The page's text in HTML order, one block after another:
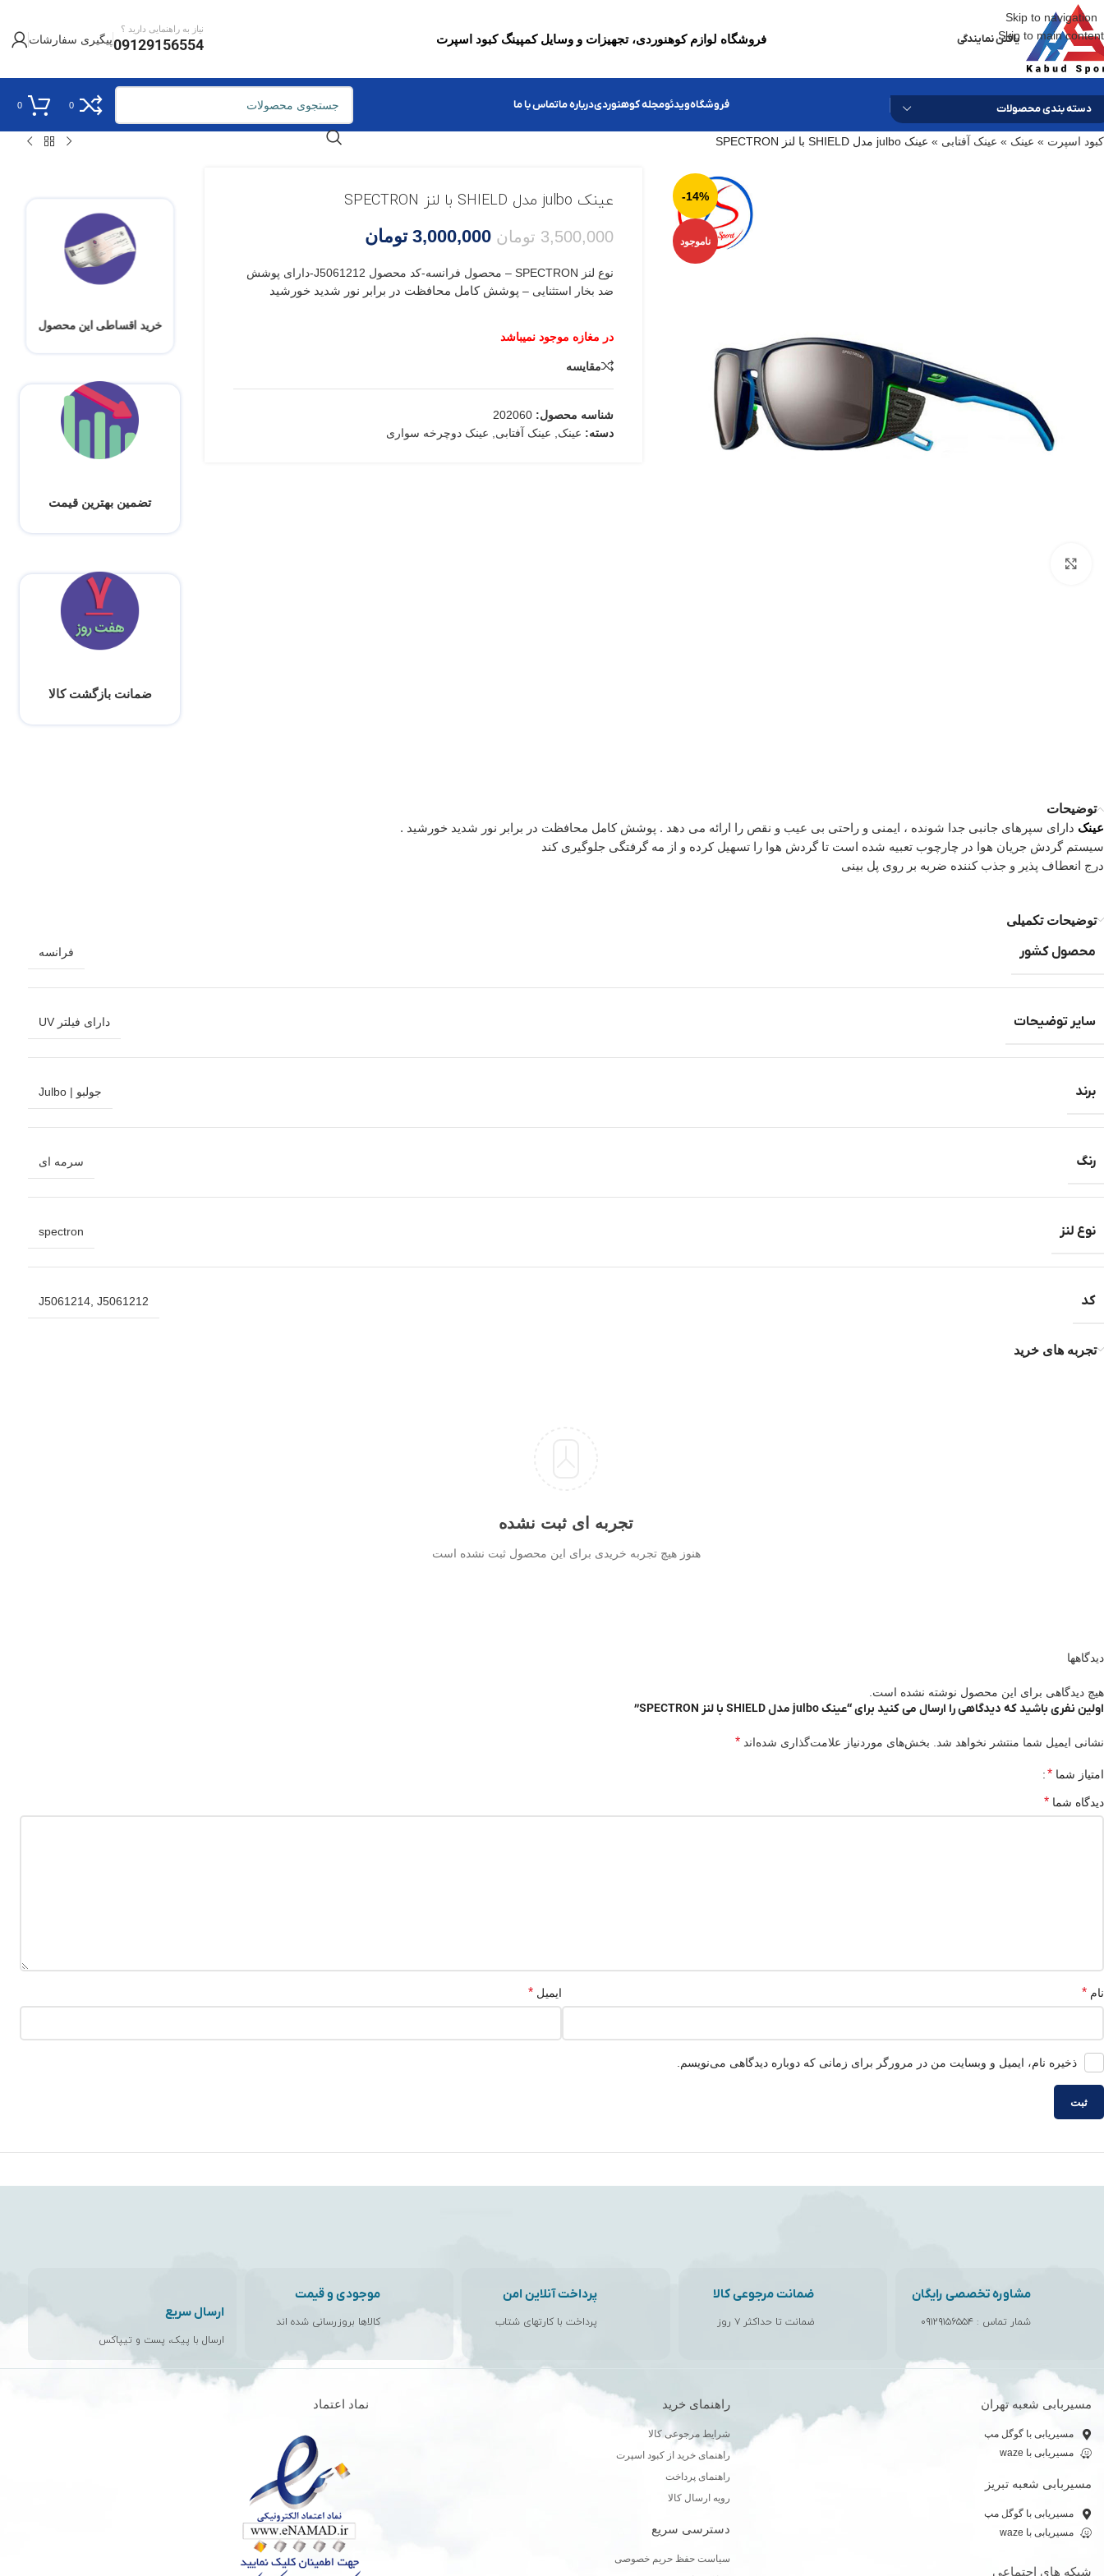
Skip to navigation
Skip to main contentیافتن نمایندگی فروشگاه لوازم کوهنوردی، تجهیزات و وسایل کمپینگ کبود اسپرت
نیاز به راهنمایی دارید ؟
09129156554پیگیری سفارشات
دسته بندی محصولات فروشگاهویدئومجله کوهنوردیدرباره ماتماس با ما 0
0
کبود اسپرت » عینک » عینک آفتابی » عینک julbo مدل SHIELD با لنز SPECTRON
-14%
ناموجود
عینک julbo مدل SHIELD با لنز SPECTRON
3,500,000 تومان 3,000,000 تومان
نوع لنز SPECTRON – محصول فرانسه-کد محصول J5061212-دارای پوشش
ضد بخار استثنایی – پوشش کامل محافظت در برابر نور شدید خورشید
مقایسه
شناسه محصول:202060
دسته: عینک عینک آفتابی عینک دوچرخه سواری
خرید اقساطی این محصول
تضمین بهترین قیمت
ضمانت بازگشت کالا
توضیحات
عینک دارای سپرهای جانبی جدا شونده ، ایمنی و راحتی بی عیب و نقص را ارائه می دهد . پوشش کامل محافظت در برابر نور شدید خورشید .
سیستم گردش جریان هوا در چارچوب تعبیه شده است تا گردش هوا را تسهیل کرده و از مه گرفتگی جلوگیری کند
درج انعطاف پذیر و جذب کننده ضربه بر روی پل بینی
توضیحات تکمیلی
محصول کشور فرانسه
سایر توضیحات دارای فیلتر UV
برند جولبو | Julbo
رنگ سرمه ای
نوع لنز spectron
کد J5061214 J5061212
تجربه های خرید
تجربه ای ثبت نشده
هنوز هیچ تجربه خریدی برای این محصول ثبت نشده است
دیدگاهها
هیچ دیدگاهی برای این محصول نوشته نشده است.
اولین نفری باشید که دیدگاهی را ارسال می کنید برای “عینک julbo مدل SHIELD با لنز SPECTRON”
نشانی ایمیل شما منتشر نخواهد شد. بخش‌های موردنیاز علامت‌گذاری شده‌اند *
امتیاز شما *
دیدگاه شما *
نام * ایمیل *
ذخیره نام، ایمیل و وبسایت من در مرورگر برای زمانی که دوباره دیدگاهی می‌نویسم.
مشاوره تخصصی رایگان
شمار تماس : ۰۹۱۲۹۱۵۶۵۵۴
ضمانت مرجوعی کالا
ضمانت تا حداکثر ۷ روز
پرداخت آنلاین امن
پرداخت با کارتهای شتاب
موجودی و قیمت
کالاها بروزرسانی شده اند
ارسال سریع
ارسال با پیک، پست و تیپاکس
مسیربابی شعبه تهران
مسیریابی با گوگل مپ
مسیریابی با waze
مسیربابی شعبه تبریز
مسیریابی با گوگل مپ
مسیریابی با waze
شبکه های اجتماعی
راهنمای خرید
شرایط مرجوعی کالا
راهنمای خرید از کبود اسپرت
راهنمای پرداخت
رویه ارسال کالا
دسترسی سریع
سیاست حفظ حریم خصوصی
نماد اعتماد